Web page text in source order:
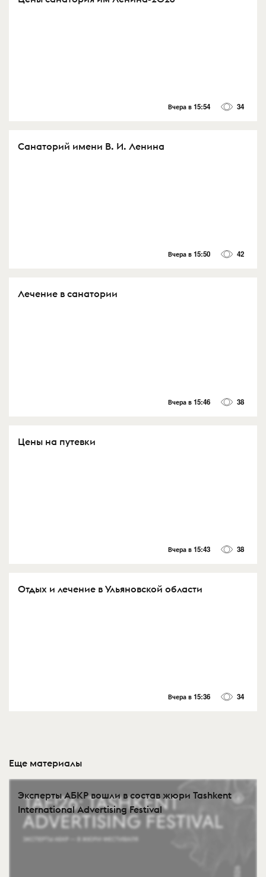
Вчера в 15:54 34
Санаторий имени В. И. Ленина
Вчера в 15:50 42
Лечение в санатории
Вчера в 15:46 38
Цены на путевки
Вчера в 15:43 38
Отдых и лечение в Ульяновской области
Вчера в 15:36 34
Еще материалы
Эксперты АБКР вошли в состав жюри Tashkent
International Advertising Festival